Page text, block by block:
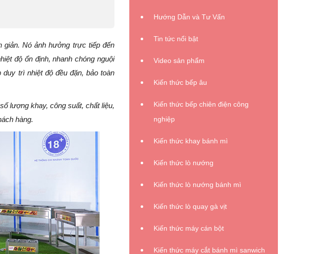
Nó ảnh hưởng trực tiếp đến
độ ổn định, nhanh chóng nguội
trì nhiệt độ đều đặn, bảo toàn
lượng khay, công suất, chất liệu,
hàng.
Hướng Dẫn và Tư Vấn
Tin tức nổi bật
Video sản phẩm
Kiến thức bếp âu
Kiến thức bếp chiên điện công
nghiệp
Kiến thức khay bánh mì
Kiến thức lò nướng
Kiến thức lò nướng bánh mì
Kiến thức lò quay gà vịt
Kiến thức máy cán bột
Kiến thức máy cắt bánh mì sanwich